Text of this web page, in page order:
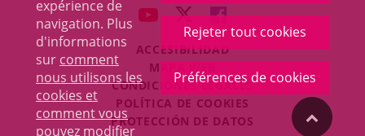
expérience de
navigation. Plus
d'informations
sur comment
nous utilisons les
cookies et
comment vous
pouvez modifier
Rejeter tout cookies
Préférences de cookies
nueva.
ENLACE
UNA
APLICACIÓN
EXTERNA.
ENLACE
A
UNA
APLICACIÓN
EXTERNA.
ENLACE
A
UNA
APLICACIÓN
EXTERNA.
ACCESIBILIDAD
MAPA WEB
CONDICIONES LEGALES
POLÍTICA DE COOKIES
PROTECCIÓN DE DATOS
"Volver